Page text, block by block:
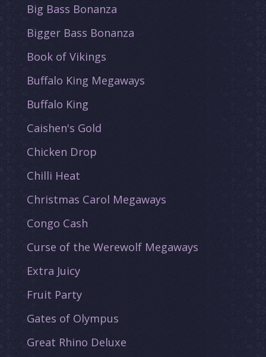
Big Bass Bonanza
Bigger Bass Bonanza
Book of Vikings
Buffalo King Megaways
Buffalo King
Caishen's Gold
Chicken Drop
Chilli Heat
Christmas Carol Megaways
Congo Cash
Curse of the Werewolf Megaways
Extra Juicy
Fruit Party
Gates of Olympus
Great Rhino Deluxe